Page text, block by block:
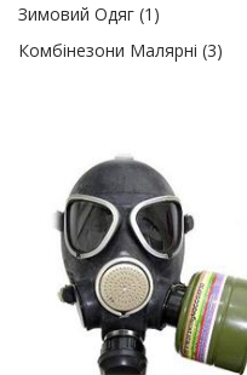
Зимовий Одяг (1)
Комбінезони Малярні (3)